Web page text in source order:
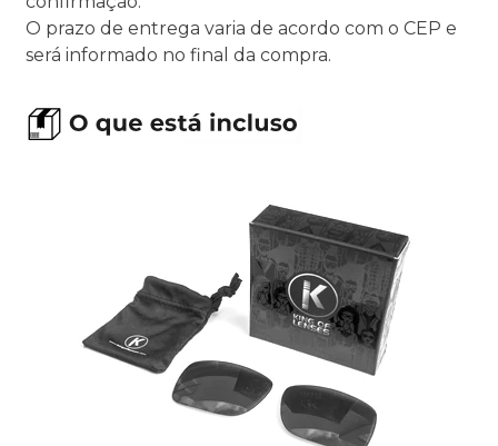
O prazo de entrega varia de acordo com o CEP e
será informado no final da compra.